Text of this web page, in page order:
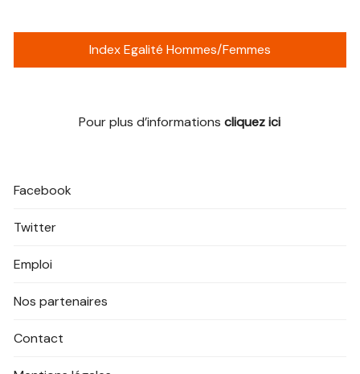
Index Egalité Hommes/Femmes
Pour plus d’informationscliquez ici
Facebook
Twitter
Emploi
Nos partenaires
Contact